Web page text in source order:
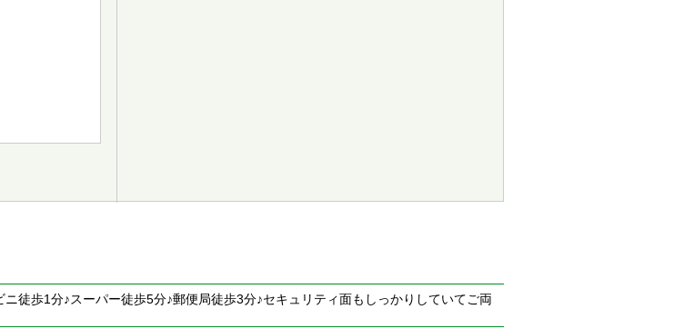
徒歩1分♪スーパー徒歩5分♪郵便局徒歩3分♪セキュリティ面もしっかりしていてご両